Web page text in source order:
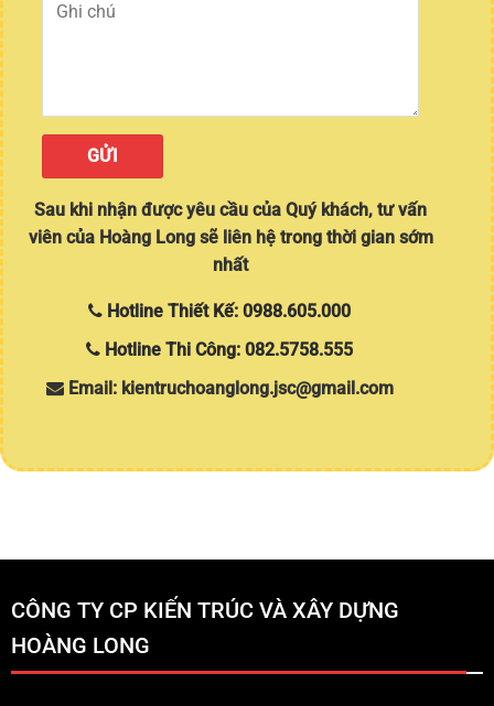
Sau khi nhận được yêu cầu của Quý khách, tư vấn
viên của Hoàng Long sẽ liên hệ trong thời gian sớm
nhất
Hotline Thiết Kế: 0988.605.000
Hotline Thi Công: 082.5758.555
Email: kientruchoanglong.jsc@gmail.com
CÔNG TY CP KIẾN TRÚC VÀ XÂY DỰNG
HOÀNG LONG